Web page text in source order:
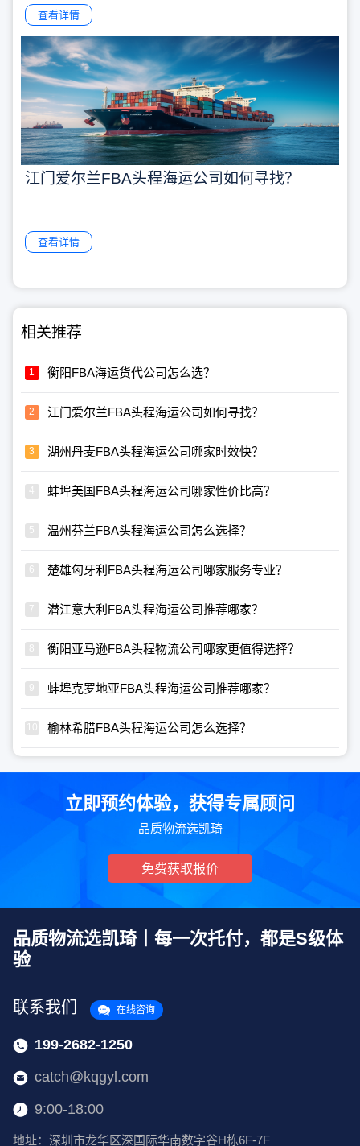
查看详情
江门爱尔兰FBA头程海运公司如何寻找？
查看详情
相关推荐
衡阳FBA海运货代公司怎么选？
江门爱尔兰FBA头程海运公司如何寻找？
湖州丹麦FBA头程海运公司哪家时效快？
蚌埠美国FBA头程海运公司哪家性价比高？
温州芬兰FBA头程海运公司怎么选择？
楚雄匈牙利FBA头程海运公司哪家服务专业？
潜江意大利FBA头程海运公司推荐哪家？
衡阳亚马逊FBA头程物流公司哪家更值得选择？
蚌埠克罗地亚FBA头程海运公司推荐哪家？
榆林希腊FBA头程海运公司怎么选择？
立即预约体验，获得专属顾问
品质物流选凯琦
免费获取报价
品质物流选凯琦丨每一次托付，都是S级体
验
联系我们 在线咨询
199-2682-1250
catch@kqgyl.com
9:00-18:00
地址：深圳市龙华区深国际华南数字谷H栋6F-7F